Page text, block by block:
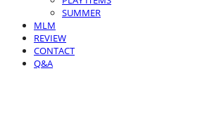
SUMMER
MLM
REVIEW
CONTACT
Q&A